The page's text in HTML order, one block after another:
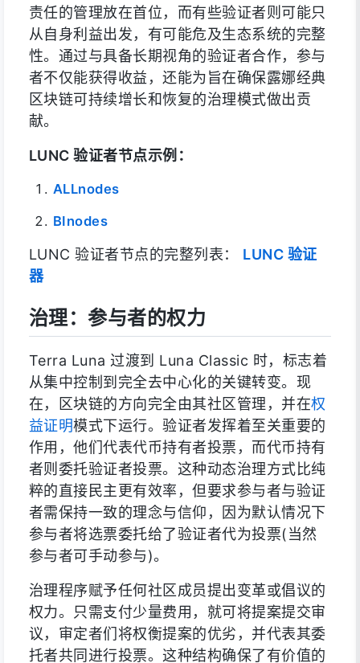
责任的管理放在首位，而有些验证者则可能只
从自身利益出发，有可能危及生态系统的完整
性。通过与具备长期视角的验证者合作，参与
者不仅能获得收益，还能为旨在确保露娜经典
区块链可持续增长和恢复的治理模式做出贡
献。
LUNC 验证者节点示例：
ALLnodes
BInodes
LUNC 验证者节点的完整列表： LUNC 验证
器
治理：参与者的权力
Terra Luna 过渡到 Luna Classic 时，标志着
从集中控制到完全去中心化的关键转变。现
在，区块链的方向完全由其社区管理，并在权
益证明模式下运行。验证者发挥着至关重要的
作用，他们代表代币持有者投票，而代币持有
者则委托验证者投票。这种动态治理方式比纯
粹的直接民主更有效率，但要求参与者与验证
者需保持一致的理念与信仰，因为默认情况下
参与者将选票委托给了验证者代为投票(当然
参与者可手动参与)。
治理程序赋予任何社区成员提出变革或倡议的
权力。只需支付少量费用，就可将提案提交审
议，审定者们将权衡提案的优劣，并代表其委
托者共同进行投票。这种结构确保了有价值的